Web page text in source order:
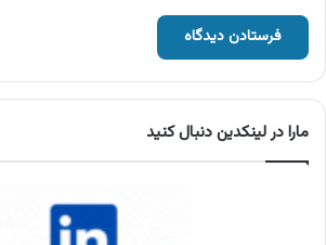
مارا در لینکدین دنبال کنید